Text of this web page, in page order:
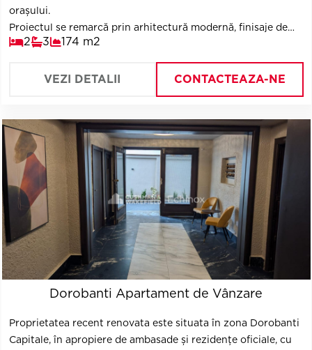
orașului.
Proiectul se remarcă prin arhitectură modernă, finisaje de
înaltă calitate și compartimentări generoase, concepute
pentru confort și funcționalitate. Apartamentele beneficiază
de spații ample, terase largi și lumină naturală din
abundență, adresându-se unui public care apreciază
2 3 174 m2
VEZI DETALII CONTACTEAZA-NE
Dorobanti Apartament de Vânzare
Proprietatea recent renovata este situata în zona Dorobanti
Capitale, în apropiere de ambasade și rezidențe oficiale, cu